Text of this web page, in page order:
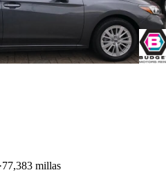
77,383 millas